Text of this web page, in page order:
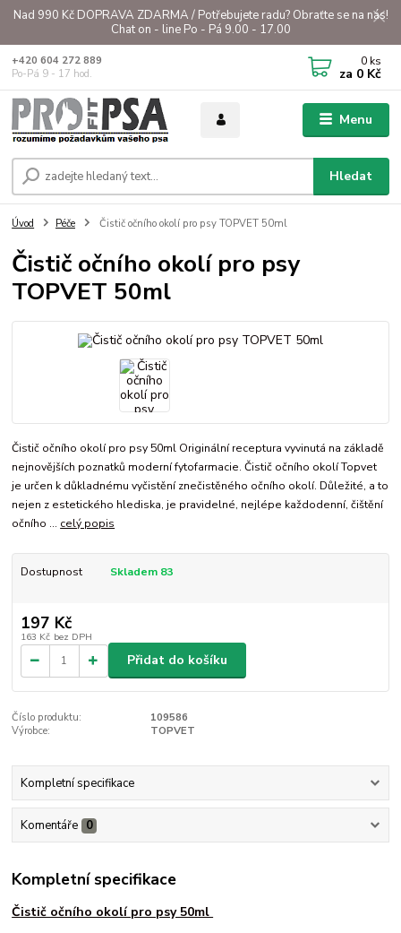
Nad 990 Kč DOPRAVA ZDARMA / Potřebujete radu? Obraťte se na nás!
Chat on - line Po - Pá 9.00 - 17.00
Menu
Hledat
+420 604 272 889
Po-Pá 9 - 17 hod.
0 ks
za 0 Kč
Úvod Péče Čistič očního okolí pro psy TOPVET 50ml
Čistič očního okolí pro psy
TOPVET 50ml
Čistič očního okolí pro psy 50ml Originální receptura vyvinutá na základě
nejnovějších poznatků moderní fytofarmacie. Čistič očního okolí Topvet
je určen k důkladnému vyčistění znečistěného očního okolí. Důležité, a to
nejen z estetického hlediska, je pravidelné, nejlépe každodenní, čištění
očního ... celý popis
Dostupnost Skladem 83
197 Kč
163 Kč bez DPH
Přidat do košíku
Číslo produktu:
109586
Výrobce:
TOPVET
Kompletní specifikace
Komentáře 0
Kompletní specifikace
Čistič očního okolí pro psy 50ml